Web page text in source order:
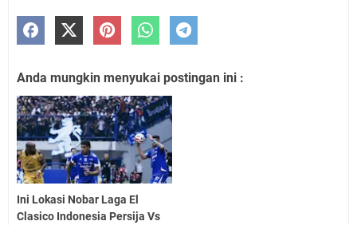
Anda mungkin menyukai postingan ini :
Ini Lokasi Nobar Laga El
Clasico Indonesia Persija Vs